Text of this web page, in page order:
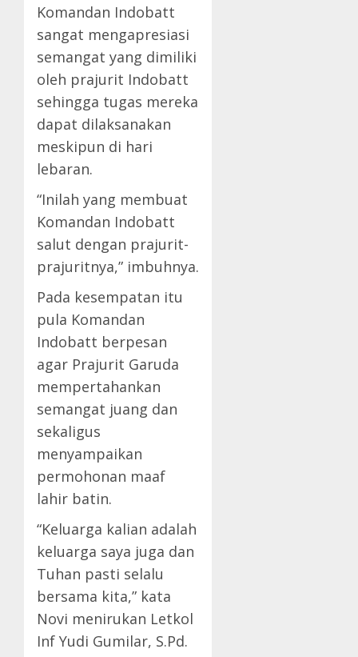
Komandan Indobatt
sangat mengapresiasi
semangat yang dimiliki
oleh prajurit Indobatt
sehingga tugas mereka
dapat dilaksanakan
meskipun di hari
lebaran.
“Inilah yang membuat
Komandan Indobatt
salut dengan prajurit-
prajuritnya,” imbuhnya.
Pada kesempatan itu
pula Komandan
Indobatt berpesan
agar Prajurit Garuda
mempertahankan
semangat juang dan
sekaligus
menyampaikan
permohonan maaf
lahir batin.
“Keluarga kalian adalah
keluarga saya juga dan
Tuhan pasti selalu
bersama kita,” kata
Novi menirukan Letkol
Inf Yudi Gumilar, S.Pd.